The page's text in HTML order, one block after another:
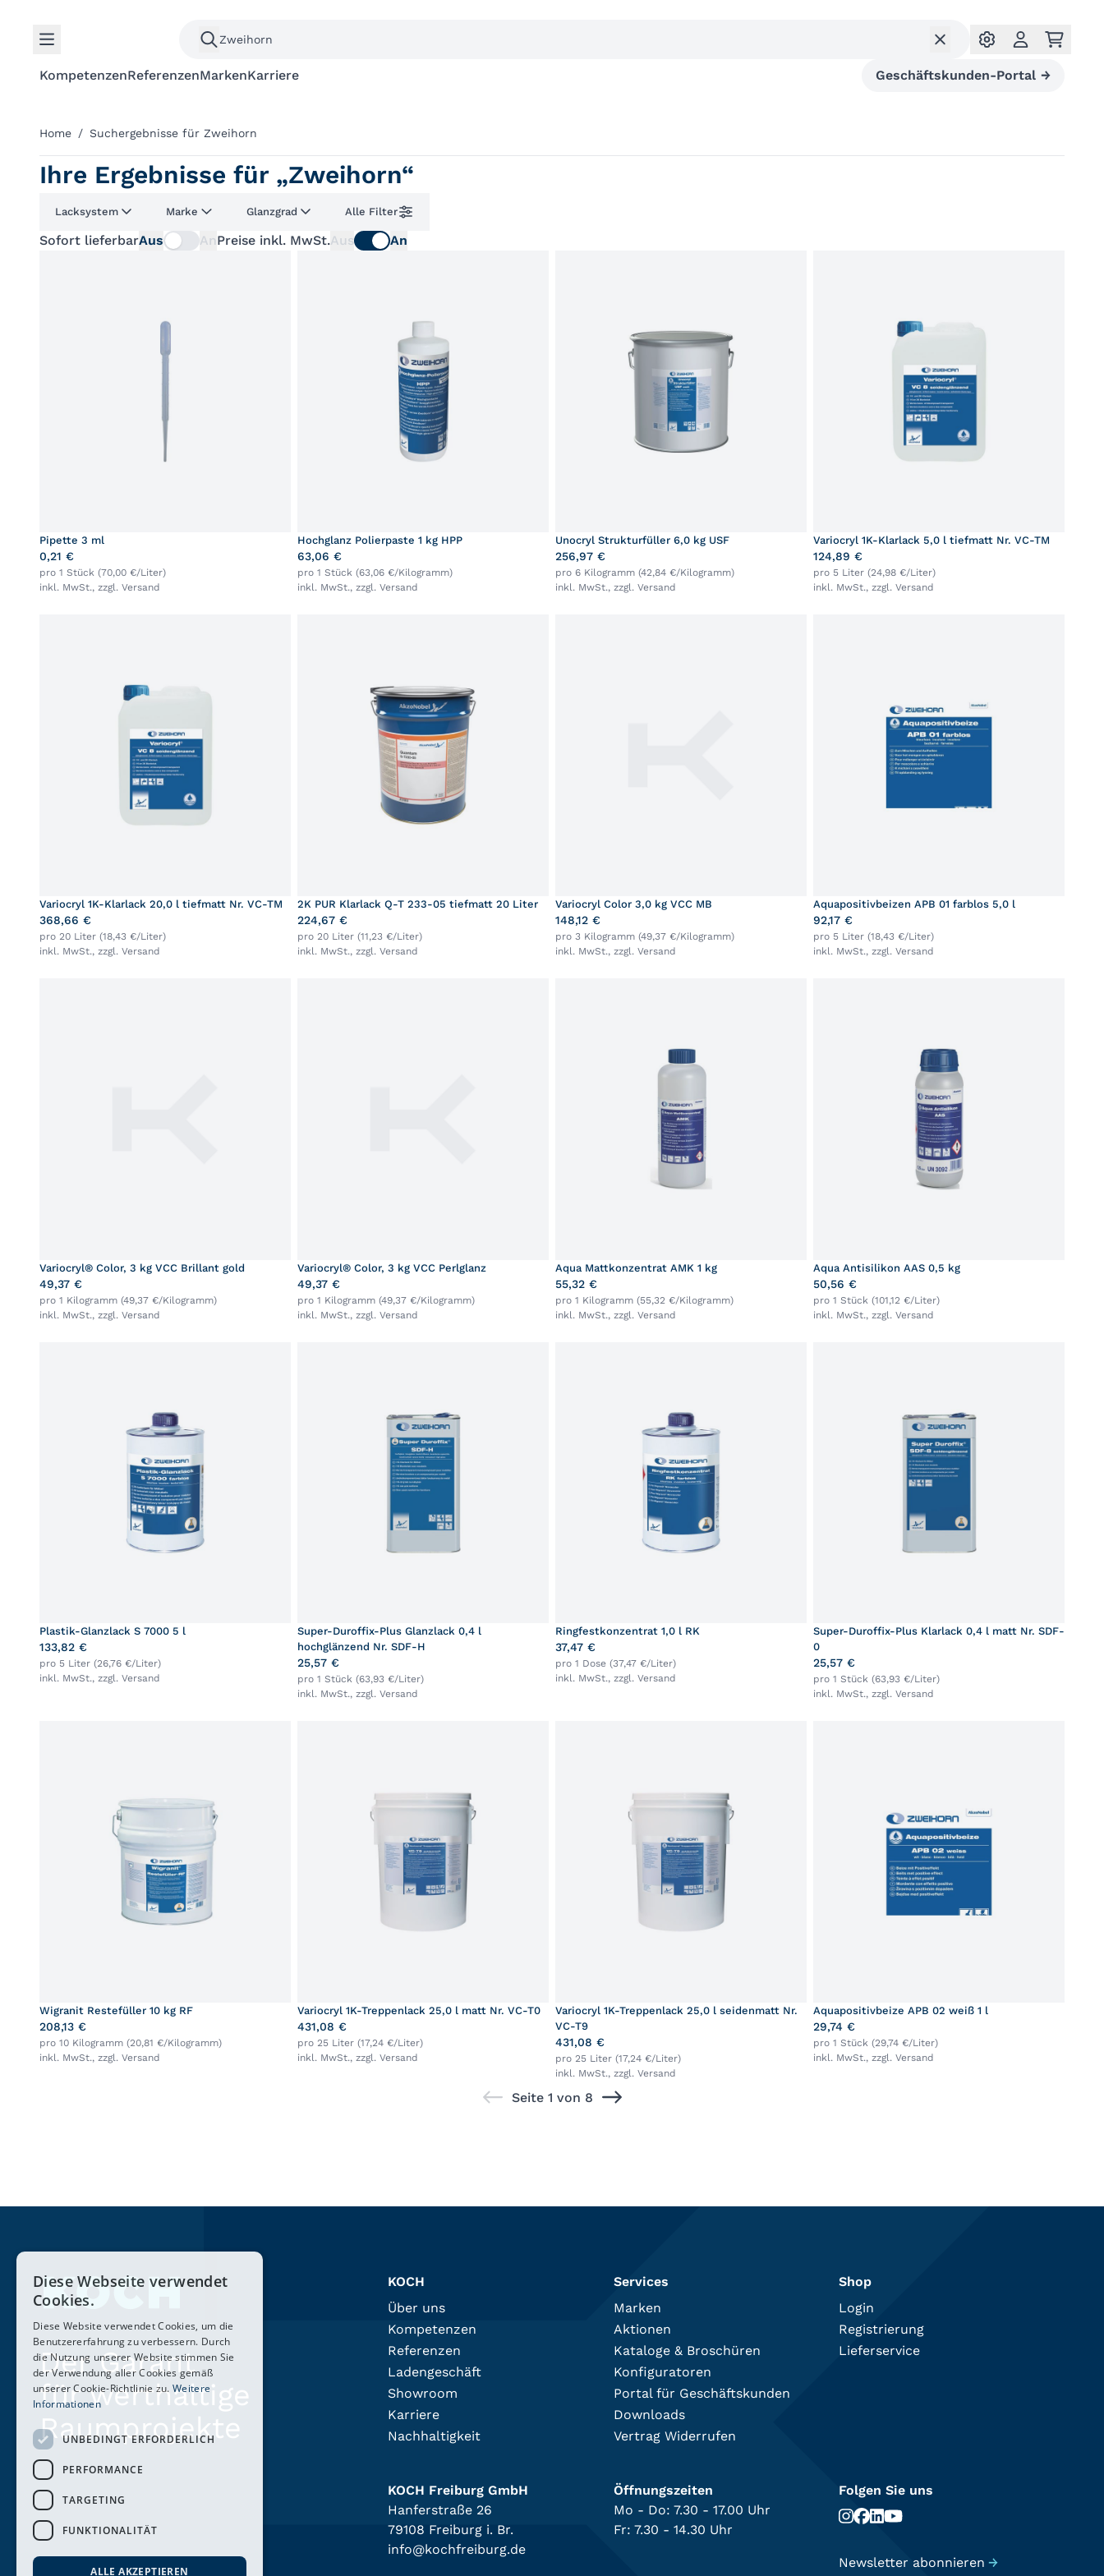
KompetenzenReferenzenMarkenKarriere Geschäftskunden-Portal →
Home / Suchergebnisse für Zweihorn
Ihre Ergebnisse für „Zweihorn“
Lacksystem Marke Glanzgrad Alle Filter
Sofort lieferbarAus AnPreise inkl. MwSt.Aus An
Pipette 3 ml
0,21 €
pro 1 Stück (70,00 €/Liter)
inkl. MwSt., zzgl. Versand
Hochglanz Polierpaste 1 kg HPP
63,06 €
pro 1 Stück (63,06 €/Kilogramm)
inkl. MwSt., zzgl. Versand
Unocryl Strukturfüller 6,0 kg USF
256,97 €
pro 6 Kilogramm (42,84 €/Kilogramm)
inkl. MwSt., zzgl. Versand
Variocryl 1K-Klarlack 5,0 l tiefmatt Nr. VC-TM
124,89 €
pro 5 Liter (24,98 €/Liter)
inkl. MwSt., zzgl. Versand
Variocryl 1K-Klarlack 20,0 l tiefmatt Nr. VC-TM
368,66 €
pro 20 Liter (18,43 €/Liter)
inkl. MwSt., zzgl. Versand
2K PUR Klarlack Q-T 233-05 tiefmatt 20 Liter
224,67 €
pro 20 Liter (11,23 €/Liter)
inkl. MwSt., zzgl. Versand
Variocryl Color 3,0 kg VCC MB
148,12 €
pro 3 Kilogramm (49,37 €/Kilogramm)
inkl. MwSt., zzgl. Versand
Aquapositivbeizen APB 01 farblos 5,0 l
92,17 €
pro 5 Liter (18,43 €/Liter)
inkl. MwSt., zzgl. Versand
Variocryl® Color, 3 kg VCC Brillant gold
49,37 €
pro 1 Kilogramm (49,37 €/Kilogramm)
inkl. MwSt., zzgl. Versand
Variocryl® Color, 3 kg VCC Perlglanz
49,37 €
pro 1 Kilogramm (49,37 €/Kilogramm)
inkl. MwSt., zzgl. Versand
Aqua Mattkonzentrat AMK 1 kg
55,32 €
pro 1 Kilogramm (55,32 €/Kilogramm)
inkl. MwSt., zzgl. Versand
Aqua Antisilikon AAS 0,5 kg
50,56 €
pro 1 Stück (101,12 €/Liter)
inkl. MwSt., zzgl. Versand
Plastik-Glanzlack S 7000 5 l
133,82 €
pro 5 Liter (26,76 €/Liter)
inkl. MwSt., zzgl. Versand
Super-Duroffix-Plus Glanzlack 0,4 l
hochglänzend Nr. SDF-H
25,57 €
pro 1 Stück (63,93 €/Liter)
inkl. MwSt., zzgl. Versand
Ringfestkonzentrat 1,0 l RK
37,47 €
pro 1 Dose (37,47 €/Liter)
inkl. MwSt., zzgl. Versand
Super-Duroffix-Plus Klarlack 0,4 l matt Nr. SDF-
0
25,57 €
pro 1 Stück (63,93 €/Liter)
inkl. MwSt., zzgl. Versand
Wigranit Restefüller 10 kg RF
208,13 €
pro 10 Kilogramm (20,81 €/Kilogramm)
inkl. MwSt., zzgl. Versand
Variocryl 1K-Treppenlack 25,0 l matt Nr. VC-T0
431,08 €
pro 25 Liter (17,24 €/Liter)
inkl. MwSt., zzgl. Versand
Variocryl 1K-Treppenlack 25,0 l seidenmatt Nr.
VC-T9
431,08 €
pro 25 Liter (17,24 €/Liter)
inkl. MwSt., zzgl. Versand
Aquapositivbeize APB 02 weiß 1 l
29,74 €
pro 1 Stück (29,74 €/Liter)
inkl. MwSt., zzgl. Versand
Seite 1 von 8
Der Garant
für werthaltige
Raumprojekte
KOCH
Über uns
Kompetenzen
Referenzen
Ladengeschäft
Showroom
Karriere
Nachhaltigkeit
Services
Marken
Aktionen
Kataloge & Broschüren
Konfiguratoren
Portal für Geschäftskunden
Downloads
Vertrag Widerrufen
Shop
Login
Registrierung
Lieferservice
KOCH Freiburg GmbH
Hanferstraße 26
79108 Freiburg i. Br.
info@kochfreiburg.de
Öffnungszeiten
Mo - Do: 7.30 - 17.00 Uhr
Fr: 7.30 - 14.30 Uhr
Folgen Sie uns
Newsletter abonnieren →
Diese Webseite verwendet
Cookies.
Diese Website verwendet Cookies, um die
Benutzererfahrung zu verbessern. Durch
die Nutzung unserer Website stimmen Sie
der Verwendung aller Cookies gemäß
unserer Cookie-Richtlinie zu.Weitere
Informationen
UNBEDINGT ERFORDERLICH
PERFORMANCE
TARGETING
FUNKTIONALITÄT
ALLE AKZEPTIEREN